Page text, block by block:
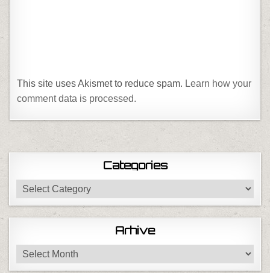
This site uses Akismet to reduce spam. Learn how your
comment data is processed.
Categories
Categories
Arhive
Arhive